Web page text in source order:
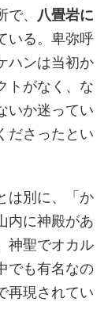
、 八畳岩に
いる。卑弥呼
ハンは当初か
トがなく、な
いか迷ってい
ださったとい
は別に、「か
内に神殿があ
神聖でオカル
でも有名なの
再現されてい